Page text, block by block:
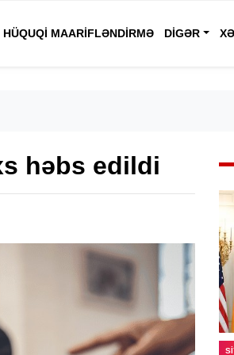
HÜQUQI MAARIFLƏNDIRMƏ DIGƏR
həbs edildi